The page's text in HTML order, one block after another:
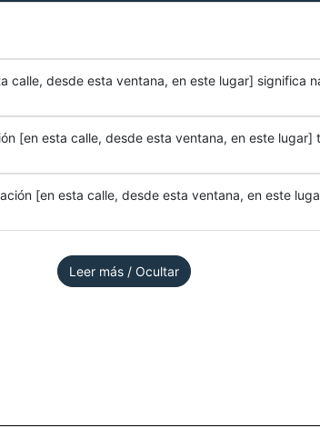
calle, desde esta ventana, en este lugar] significa
[en esta calle, desde esta ventana, en este
[en esta calle, desde esta ventana, en este
Leer más / Ocultar